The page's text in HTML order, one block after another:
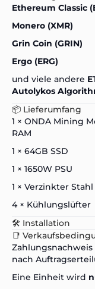
Ethereum Classic
Monero (XMR)
Grin Coin (GRIN)
Ergo (ERG)
und viele andere
Autolykos
📦 Lieferumfang
1 × ONDA Mining
RAM
1 × 64GB SSD
1 × 1650W PSU
1 × Verzinkter
4 × Kühlungslüfter
🛠️ Installation
📑
Zahlungsnachweis
nach
Eine Einheit wird